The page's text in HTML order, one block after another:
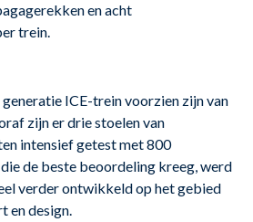
en acht
trein.
generatie ICE-trein voorzien zijn van
zijn er drie stoelen van
intensief getest met 800
de beste beoordeling kreeg, werd
verder ontwikkeld op het gebied
en design.